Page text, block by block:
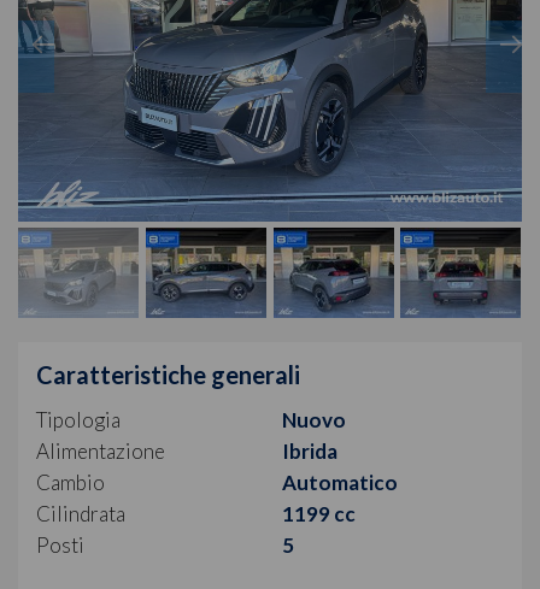
Caratteristiche generali
Tipologia
Nuovo
Alimentazione
Ibrida
Cambio
Automatico
Cilindrata
1199 cc
Posti
5